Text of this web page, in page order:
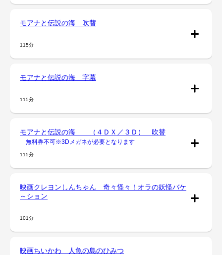
モアナと伝説の海 吹替
115分
モアナと伝説の海 字幕
115分
モアナと伝説の海 （４ＤＸ／３Ｄ） 吹替
無料券不可※3Dメガネが必要となります
115分
映画クレヨンしんちゃん 奇々怪々！オラの妖怪バケ
～ション
101分
映画ちいかわ 人魚の島のひみつ